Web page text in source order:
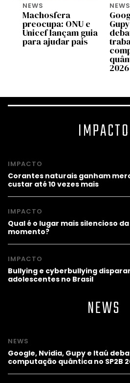
NEWS
Machosfera
preocupa: ONU e
Unicef lançam guia
para ajudar pais
NEWS
2026
IMPACTO
IMPACTO
Corantes naturais ganham
custar até 10 vezes mais
IMPACTO
Qual é o lugar mais silencioso
momento?
IMPACTO
Bullying e cyberbullying
adolescentes no Brasil
NEWS
NEWS
Google, Nvidia, Gupy e Itaú
computação quântica no SP2B